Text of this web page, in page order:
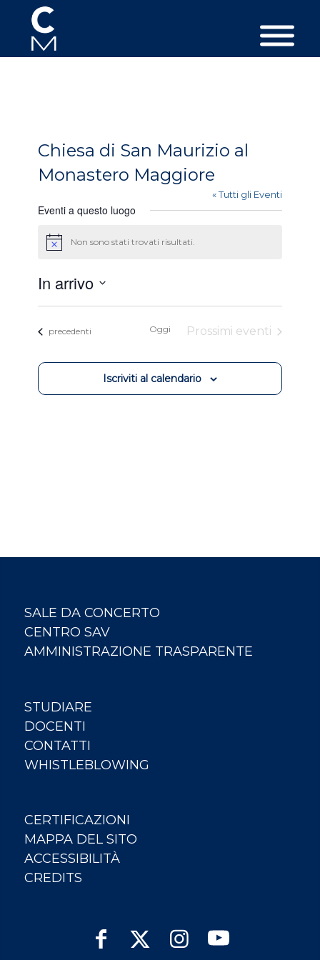
Chiesa di San Maurizio al
Monastero Maggiore
« Tutti gli Eventi
Eventi a questo luogo
AvvisoNon sono stati trovati risultati.
In arrivo
data.Eventi
precedenti Oggi Prossimi eventi
Iscriviti al calendario
SALE DA CONCERTO
CENTRO SAV
AMMINISTRAZIONE TRASPARENTE
STUDIARE
DOCENTI
CONTATTI
WHISTLEBLOWING
CERTIFICAZIONI
MAPPA DEL SITO
ACCESSIBILITÀ
CREDITS